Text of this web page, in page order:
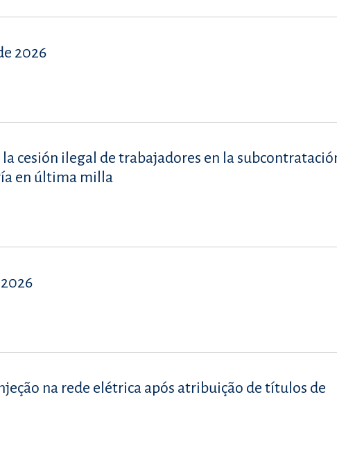
2026
cesión ilegal de trabajadores en la
en última milla
na rede elétrica após atribuição de títulos de